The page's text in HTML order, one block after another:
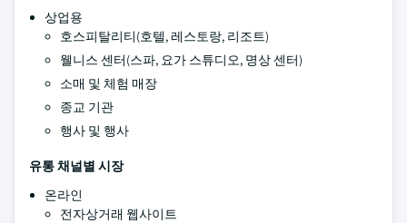
상업용
호스피탈리티(호텔, 레스토랑, 리조트)
웰니스 센터(스파, 요가 스튜디오, 명상 센터)
소매 및 체험 매장
종교 기관
행사 및 행사
유통 채널별 시장
온라인
전자상거래 웹사이트